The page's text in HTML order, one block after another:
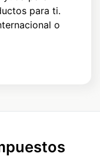
para ti.
o